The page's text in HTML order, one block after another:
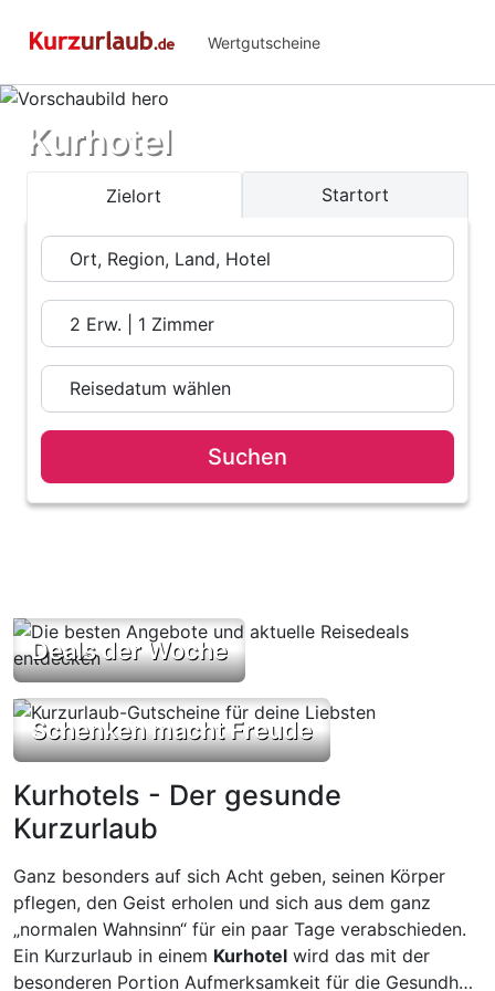
Wertgutscheine
Kurhotel
Zielort Startort
Suchen
Deals der Woche
Schenken macht Freude
Kurhotels - Der gesunde
Kurzurlaub
Ganz besonders auf sich Acht geben, seinen Körper
pflegen, den Geist erholen und sich aus dem ganz
„normalen Wahnsinn“ für ein paar Tage verabschieden.
Ein Kurzurlaub in einem Kurhotel wird das mit der
besonderen Portion Aufmerksamkeit für die Gesundheit